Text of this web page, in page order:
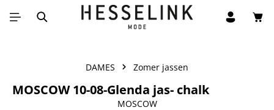
Ga naar de hoofdinhoud
DAMES Zomer jassen
MOSCOW 10-08-Glenda jas- chalk
MOSCOW